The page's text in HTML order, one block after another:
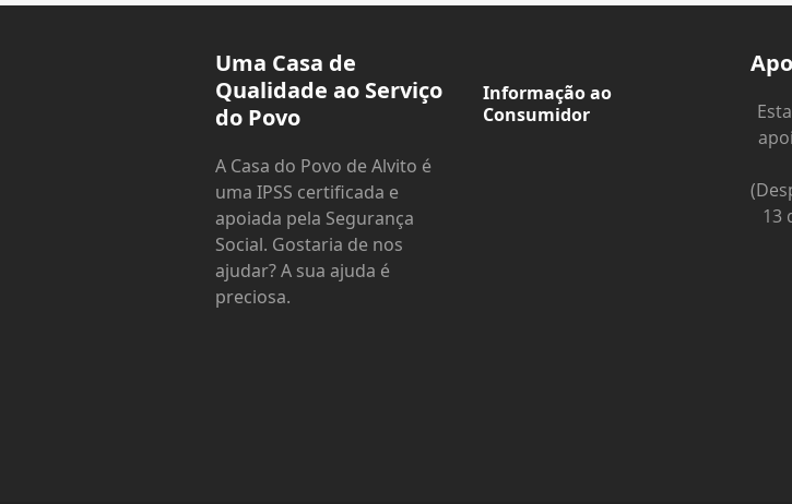
Uma Casa de
Qualidade ao Serviço
do Povo
A Casa do Povo de Alvito é
uma IPSS certificada e
apoiada pela Segurança
Social. Gostaria de nos
ajudar? A sua ajuda é
preciosa.
Informação ao
Consumidor
13